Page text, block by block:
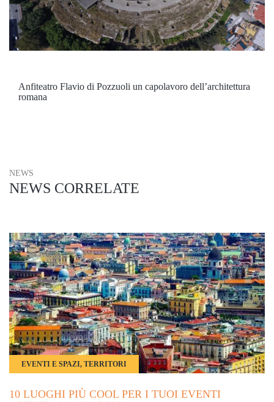
Anfiteatro Flavio di Pozzuoli un capolavoro dell’architettura
romana
NEWS
NEWS CORRELATE
EVENTI E SPAZI, TERRITORI
10 LUOGHI PIÙ COOL PER I TUOI EVENTI